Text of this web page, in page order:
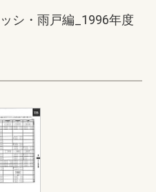
シ・雨戸編_1996年度